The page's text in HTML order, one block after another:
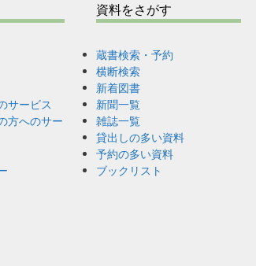
サービス
方へのサー
資料をさがす
蔵書検索・予約
横断検索
新着図書
新聞一覧
雑誌一覧
貸出しの多い資料
予約の多い資料
ブックリスト